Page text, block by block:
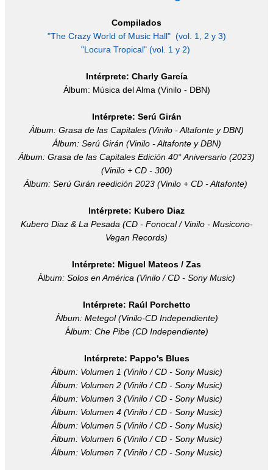
Compilados
"The Crazy World of Music Hall" (vol. 1, 2 y 3)
"Locura Tropical" (vol. 1 y 2)
Intérprete: Charly García
Álbum: Música del Alma (Vinilo - DBN)
Intérprete: Serú Girán
Álbum: Grasa de las Capitales (Vinilo - Altafonte y DBN)
Álbum: Serú Girán (Vinilo - Altafonte y DBN)
Álbum: Grasa de las Capitales Edición 40° Aniversario (2023)
(Vinilo + CD - 300)
Álbum: Serú Girán reedición 2023 (Vinilo + CD - Altafonte)
Intérprete: Kubero Diaz
Kubero Diaz & La Pesada (CD - Fonocal / Vinilo - Musicono-
Vegan Records)
Intérprete: Miguel Mateos / Zas
Álbum: Solos en América (Vinilo / CD - Sony Music)
Intérprete: Raúl Porchetto
Álbum: Metegol (Vinilo-CD Independiente)
Álbum: Che Pibe (CD Independiente)
Intérprete: Pappo's Blues
Álbum: Volumen 1 (Vinilo / CD - Sony Music)
Álbum: Volumen 2 (Vinilo / CD - Sony Music)
Álbum: Volumen 3 (Vinilo / CD - Sony Music)
Álbum: Volumen 4 (Vinilo / CD - Sony Music)
Álbum: Volumen 5 (Vinilo / CD - Sony Music)
Álbum: Volumen 6 (Vinilo / CD - Sony Music)
Álbum: Volumen 7 (Vinilo / CD - Sony Music)